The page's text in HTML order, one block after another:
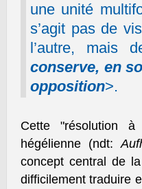
une unité
s’agit pas de
l’autre, mais
conserve, en
opposition>.
Cette "résolution
hégélienne (ndt:
concept central de
difficilement traduire